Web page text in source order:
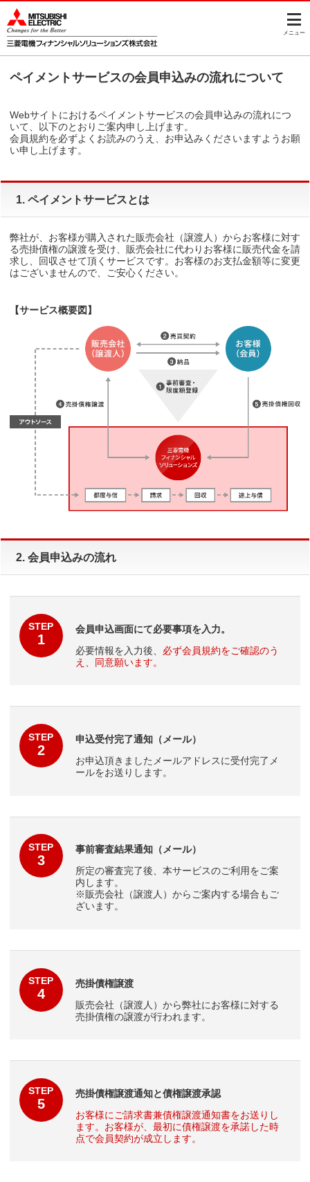
メニュー
ペイメントサービスの会員申込みの流れについて
Webサイトにおけるペイメントサービスの会員申込みの流れにつ
いて、以下のとおりご案内申し上げます。
会員規約を必ずよくお読みのうえ、お申込みくださいますようお願
い申し上げます。
1. ペイメントサービスとは
弊社が、お客様が購入された販売会社（譲渡人）からお客様に対す
る売掛債権の譲渡を受け、販売会社に代わりお客様に販売代金を請
求し、回収させて頂くサービスです。お客様のお支払金額等に変更
はございませんので、ご安心ください。
【サービス概要図】
2. 会員申込みの流れ
STEP
1
会員申込画面にて必要事項を入力。
必要情報を入力後、 必ず会員規約をご確認のう
え、同意願います。
STEP
2
申込受付完了通知（メール）
お申込頂きましたメールアドレスに受付完了メ
ールをお送りします。
STEP
3
事前審査結果通知（メール）
所定の審査完了後、本サービスのご利用をご案
内します。
※販売会社（譲渡人）からご案内する場合もご
ざいます。
STEP
4
売掛債権譲渡
販売会社（譲渡人）から弊社にお客様に対する
売掛債権の譲渡が行われます。
STEP
5
売掛債権譲渡通知と債権譲渡承認
お客様にご請求書兼債権譲渡通知書をお送りし
ます。お客様が、最初に債権譲渡を承諾した時
点で会員契約が成立します。